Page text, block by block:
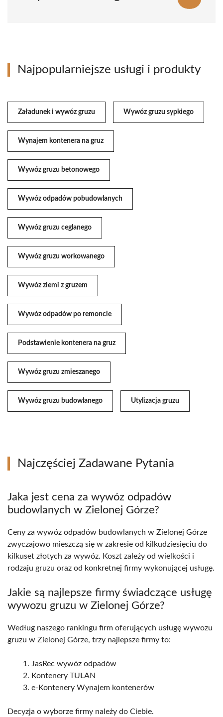
Najpopularniejsze usługi i produkty
Załadunek i wywóz gruzu Wywóz gruzu sypkiego
Wynajem kontenera na gruz
Wywóz gruzu betonowego
Wywóz odpadów pobudowlanych
Wywóz gruzu ceglanego
Wywóz gruzu workowanego
Wywóz ziemi z gruzem
Wywóz odpadów po remoncie
Podstawienie kontenera na gruz
Wywóz gruzu zmieszanego
Wywóz gruzu budowlanego Utylizacja gruzu
Najczęściej Zadawane Pytania
Jaka jest cena za wywóz odpadów
budowlanych w Zielonej Górze?
Ceny za wywóz odpadów budowlanych w Zielonej Górze
zwyczajowo mieszczą się w zakresie od kilkudziesięciu do
kilkuset złotych za wywóz. Koszt zależy od wielkości i
rodzaju gruzu oraz od konkretnej firmy wykonującej usługę.
Jakie są najlepsze firmy świadczące usługę
wywozu gruzu w Zielonej Górze?
Według naszego rankingu firm oferujących usługę wywozu
gruzu w Zielonej Górze, trzy najlepsze firmy to:
JasRec wywóz odpadów
Kontenery TULAN
e-Kontenery Wynajem kontenerów
Decyzja o wyborze firmy należy do Ciebie.